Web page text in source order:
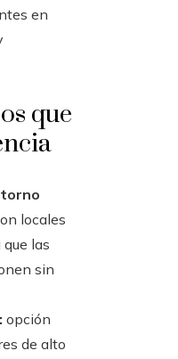
en
que
locales
las
sin
opción
de alto